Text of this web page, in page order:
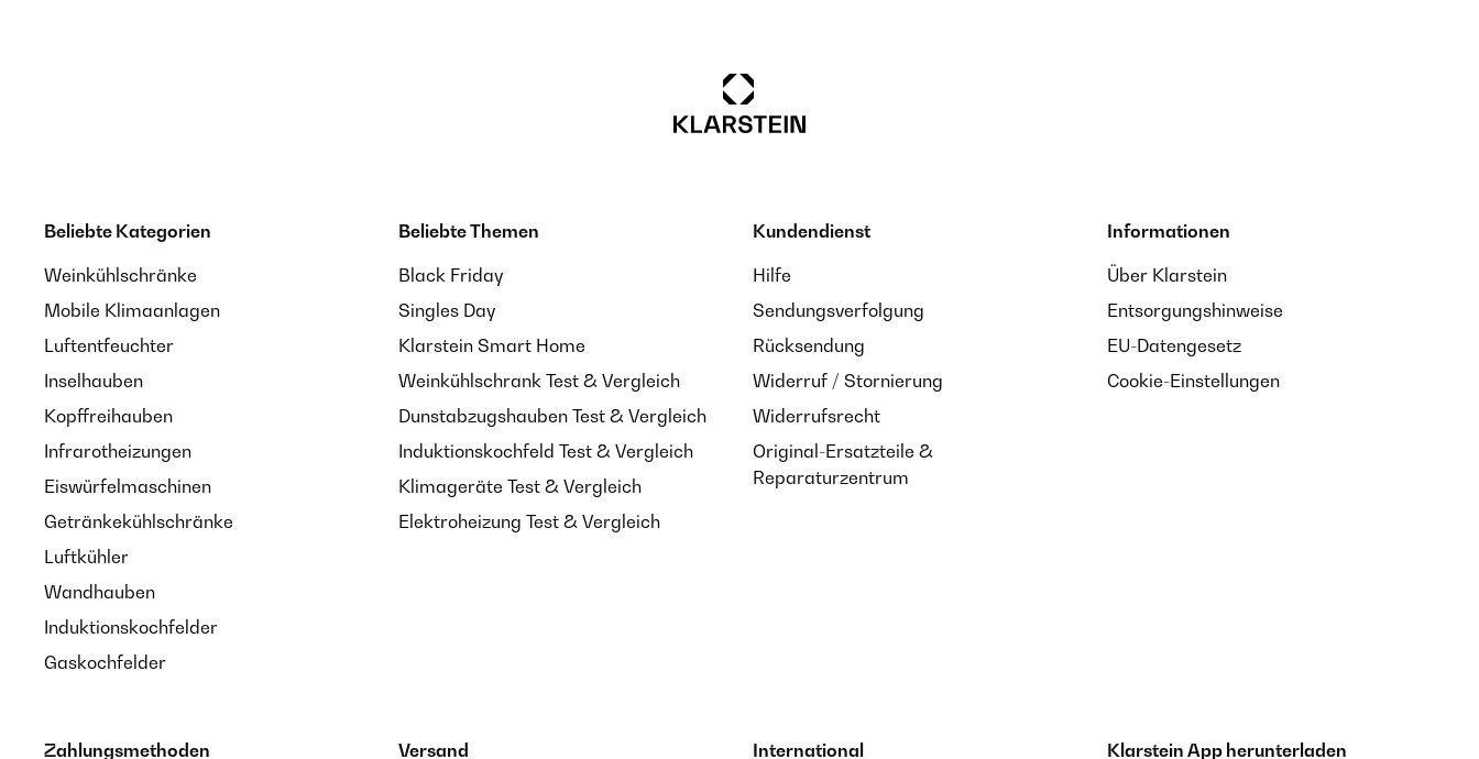
Beliebte Kategorien
Weinkühlschränke
Mobile Klimaanlagen
Luftentfeuchter
Inselhauben
Kopffreihauben
Infrarotheizungen
Eiswürfelmaschinen
Getränkekühlschränke
Luftkühler
Wandhauben
Induktionskochfelder
Gaskochfelder
Beliebte Themen
Black Friday
Singles Day
Klarstein Smart Home
Weinkühlschrank Test & Vergleich
Dunstabzugshauben Test & Vergleich
Induktionskochfeld Test & Vergleich
Klimageräte Test & Vergleich
Elektroheizung Test & Vergleich
Kundendienst
Hilfe
Sendungsverfolgung
Rücksendung
Widerruf / Stornierung
Widerrufsrecht
Original-Ersatzteile &
Reparaturzentrum
Informationen
Über Klarstein
Entsorgungshinweise
EU-Datengesetz
Cookie-Einstellungen
Zahlungsmethoden Versand International Klarstein App herunterladen